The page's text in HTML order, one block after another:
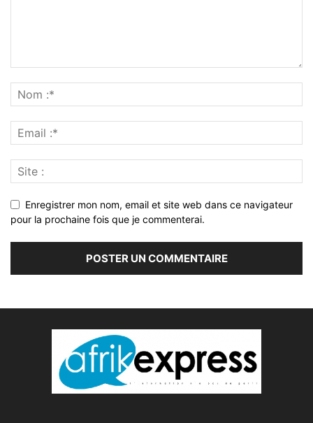
Enregistrer mon nom, email et site web dans ce navigateur
pour la prochaine fois que je commenterai.